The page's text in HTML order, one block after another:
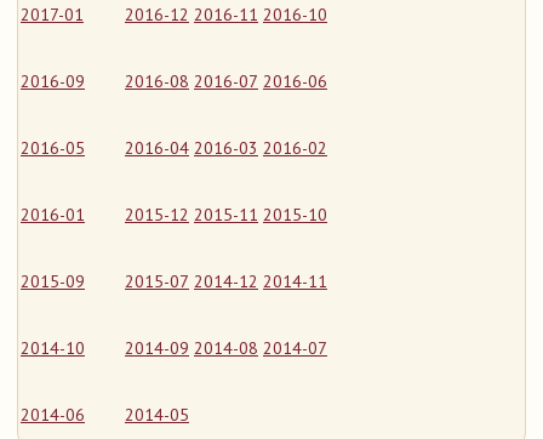
2017-01 2016-12 2016-11 2016-10
2016-09 2016-08 2016-07 2016-06
2016-05 2016-04 2016-03 2016-02
2016-01 2015-12 2015-11 2015-10
2015-09 2015-07 2014-12 2014-11
2014-10 2014-09 2014-08 2014-07
2014-06 2014-05